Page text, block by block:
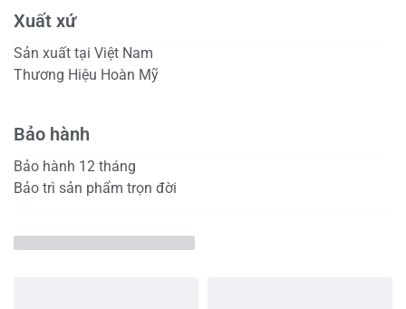
Xuất xứ
Sản xuất tại Việt Nam
Thương Hiệu Hoàn Mỹ
Bảo hành
Bảo hành 12 tháng
Bảo trì sản phẩm trọn đời